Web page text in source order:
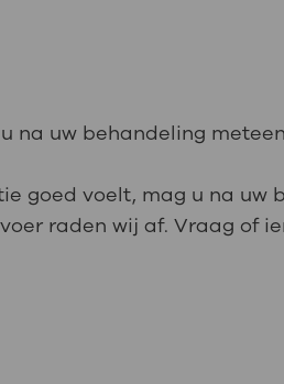
na uw behandeling
goed voelt, mag u na uw
raden wij af. Vraag of